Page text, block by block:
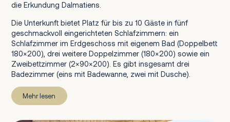
die Erkundung Dalmatiens.
Die Unterkunft bietet Platz für bis zu 10 Gäste in fünf
geschmackvoll eingerichteten Schlafzimmern: ein
Schlafzimmer im Erdgeschoss mit eigenem Bad (Doppelbett
180×200), drei weitere Doppelzimmer (180×200) sowie ein
Zweibettzimmer (2×90×200). Es gibt insgesamt drei
Badezimmer (eins mit Badewanne, zwei mit Dusche).
Mehr lesen